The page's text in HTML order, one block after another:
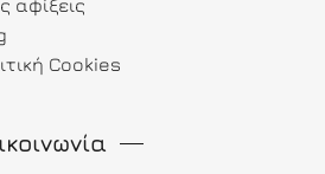
αφίξεις
Cookies